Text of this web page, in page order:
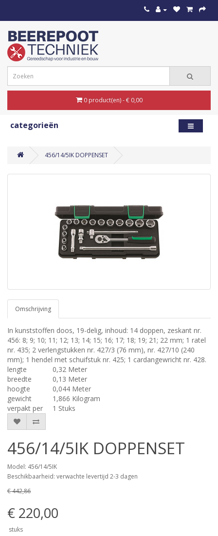
0 product(en) - € 0,00
categorieën
456/14/5IK DOPPENSET
Omschrijving
In kunststoffen doos, 19-delig, inhoud: 14 doppen, zeskant nr.
456: 8; 9; 10; 11; 12; 13; 14; 15; 16; 17; 18; 19; 21; 22 mm; 1 ratel
nr. 435; 2 verlengstukken nr. 427/3 (76 mm), nr. 427/10 (240
mm); 1 hendel met schuifstuk nr. 425; 1 cardangewricht nr. 428.
lengte
0,32 Meter
breedte
0,13 Meter
hoogte
0,044 Meter
gewicht
1,866 Kilogram
verpakt per
1 Stuks
456/14/5IK DOPPENSET
Model: 456/14/5IK
Beschikbaarheid: verwachte levertijd 2-3 dagen
€ 442,86
€ 220,00
stuks